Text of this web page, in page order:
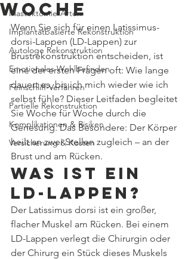
Mastektomie-Arten
Implantatbasierte Rekonstruktion
Autologe Rekonstruktion
Emotionales Wohlbefinden
Feinschliff-Verfahren
Partielle Rekonstruktion
Komplikationen & Risiken
Versicherung & Kosten
Woche
Wenn Sie sich für einen Latissimus-
dorsi-Lappen (LD-Lappen) zur
Brustrekonstruktion entscheiden, ist
eine der ersten Fragen oft: Wie lange
dauert es, bis ich mich wieder wie ich
selbst fühle? Dieser Leitfaden begleitet
Sie Woche für Woche durch die
Genesung. Das Besondere: Der Körper
heilt an zwei Stellen zugleich – an der
Brust und am Rücken.
Was ist ein
LD-Lappen?
Der Latissimus dorsi ist ein großer,
flacher Muskel am Rücken. Bei einem
LD-Lappen verlegt die Chirurgin oder
der Chirurg ein Stück dieses Muskels